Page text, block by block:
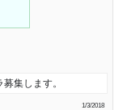
集します。
1/3/2018